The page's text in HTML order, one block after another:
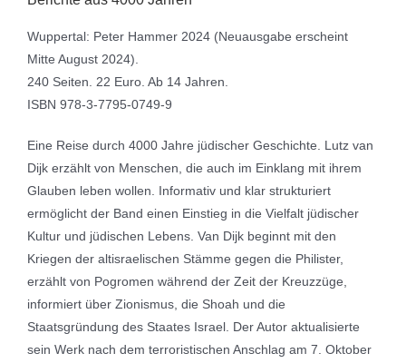
Wuppertal: Peter Hammer 2024 (Neuausgabe erscheint
Mitte August 2024).
240 Seiten. 22 Euro. Ab 14 Jahren.
ISBN 978-3-7795-0749-9
Eine Reise durch 4000 Jahre jüdischer Geschichte. Lutz van
Dijk erzählt von Menschen, die auch im Einklang mit ihrem
Glauben leben wollen. Informativ und klar strukturiert
ermöglicht der Band einen Einstieg in die Vielfalt jüdischer
Kultur und jüdischen Lebens. Van Dijk beginnt mit den
Kriegen der altisraelischen Stämme gegen die Philister,
erzählt von Pogromen während der Zeit der Kreuzzüge,
informiert über Zionismus, die Shoah und die
Staatsgründung des Staates Israel. Der Autor aktualisierte
sein Werk nach dem terroristischen Anschlag am 7. Oktober